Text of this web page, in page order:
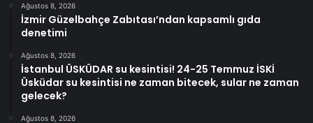
Ağustos 8, 2026
İzmir Güzelbahçe Zabıtası’ndan kapsamlı gıda
denetimi
Ağustos 8, 2026
İstanbul ÜSKÜDAR su kesintisi! 24-25 Temmuz İSKİ
Üsküdar su kesintisi ne zaman bitecek, sular ne zaman
gelecek?
Ağustos 8, 2026